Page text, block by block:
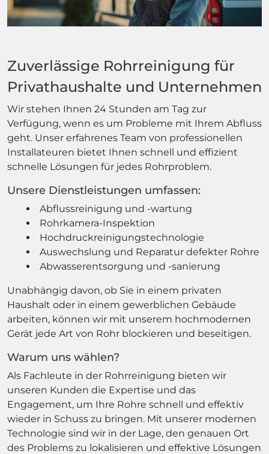
Zuverlässige Rohrreinigung für
Privathaushalte und Unternehmen
Wir stehen Ihnen 24 Stunden am Tag zur
Verfügung, wenn es um Probleme mit Ihrem Abfluss
geht. Unser erfahrenes Team von professionellen
Installateuren bietet Ihnen schnell und effizient
schnelle Lösungen für jedes Rohrproblem.
Unsere Dienstleistungen umfassen:
Abflussreinigung und -wartung
Rohrkamera-Inspektion
Hochdruckreinigungstechnologie
Auswechslung und Reparatur defekter Rohre
Abwasserentsorgung und -sanierung
Unabhängig davon, ob Sie in einem privaten
Haushalt oder in einem gewerblichen Gebäude
arbeiten, können wir mit unserem hochmodernen
Gerät jede Art von Rohr blockieren und beseitigen.
Warum uns wählen?
Als Fachleute in der Rohrreinigung bieten wir
unseren Kunden die Expertise und das
Engagement, um Ihre Rohre schnell und effektiv
wieder in Schuss zu bringen. Mit unserer modernen
Technologie sind wir in der Lage, den genauen Ort
des Problems zu lokalisieren und effektive Lösungen